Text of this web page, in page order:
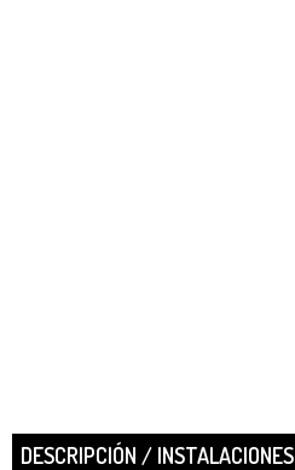
DESCRIPCIÓN / INSTALACIONES